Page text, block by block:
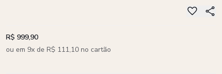
R$ 999,90
ou em 9x de R$ 111,10 no cartão